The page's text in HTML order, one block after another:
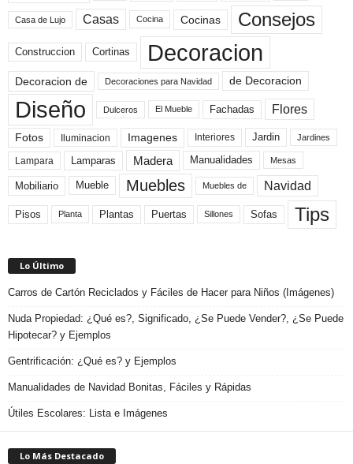
Casa de Lujo Casas Cocina Cocinas Consejos
Construccion Cortinas Decoracion
Decoracion de Decoraciones para Navidad de Decoracion
Diseño Dulceros El Mueble Fachadas Flores
Fotos Iluminacion Imagenes Interiores Jardin Jardines
Lampara Lamparas Madera Manualidades Mesas
Mobiliario Mueble Muebles Muebles de Navidad
Pisos Planta Plantas Puertas Sillones Sofas Tips
Lo Último
Carros de Cartón Reciclados y Fáciles de Hacer para Niños (Imágenes)
Nuda Propiedad: ¿Qué es?, Significado, ¿Se Puede Vender?, ¿Se Puede
Hipotecar? y Ejemplos
Gentrificación: ¿Qué es? y Ejemplos
Manualidades de Navidad Bonitas, Fáciles y Rápidas
Útiles Escolares: Lista e Imágenes
Lo Más Destacado